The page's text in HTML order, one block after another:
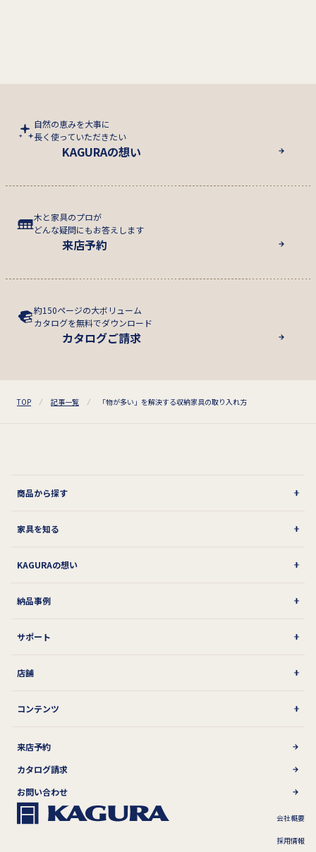
自然の恵みを大事に
長く使っていただきたい
KAGURAの想い
木と家具のプロが
どんな疑問にもお答えします
来店予約
約150ページの大ボリューム
カタログを無料でダウンロード
カタログご請求
TOP 記事一覧 「物が多い」を解決する収納家具の取り入れ方
商品から探す
家具を知る
KAGURAの想い
納品事例
サポート
店舗
コンテンツ
来店予約
カタログ請求
お問い合わせ
会社概要
採用情報